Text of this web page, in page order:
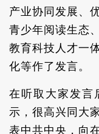
产业协同发展、
青少年阅读生态
教育科技人才一
化等作了发言。
在听取大家发言
示，很高兴同大
表中共中央，向